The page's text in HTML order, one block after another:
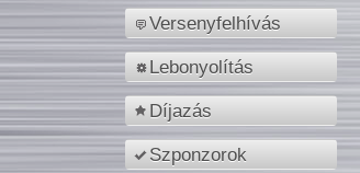
Versenyfelhívás
Lebonyolítás
Díjazás
Szponzorok